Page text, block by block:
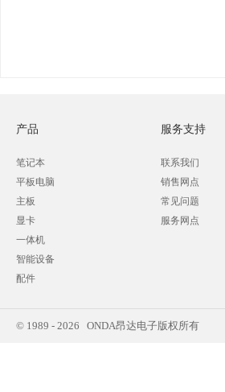
产品
笔记本
平板电脑
主板
显卡
一体机
智能设备
配件
服务支持
联系我们
销售网点
常见问题
服务网点
© 1989 - 2026 ONDA昂达电子版权所有